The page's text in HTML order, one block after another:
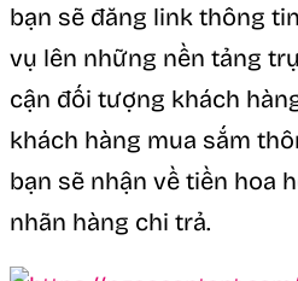
bạn sẽ đăng link thông
vụ lên những nền tảng
cận đối tượng khách
khách hàng mua sắm
bạn sẽ nhận về tiền hoa
nhãn hàng chi trả.